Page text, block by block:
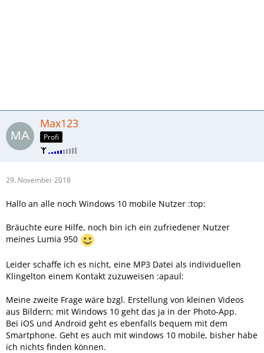
Max123
Profi
29. November 2018
Hallo an alle noch Windows 10 mobile Nutzer :top:
Bräuchte eure Hilfe, noch bin ich ein zufriedener Nutzer
meines Lumia 950
Leider schaffe ich es nicht, eine MP3 Datei als individuellen
Klingelton einem Kontakt zuzuweisen :apaul:
Meine zweite Frage wäre bzgl. Erstellung von kleinen Videos
aus Bildern; mit Windows 10 geht das ja in der Photo-App.
Bei iOS und Android geht es ebenfalls bequem mit dem
Smartphone. Geht es auch mit windows 10 mobile, bisher habe
ich nichts finden können.